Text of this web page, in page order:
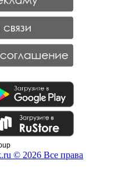
© 2026 Все права